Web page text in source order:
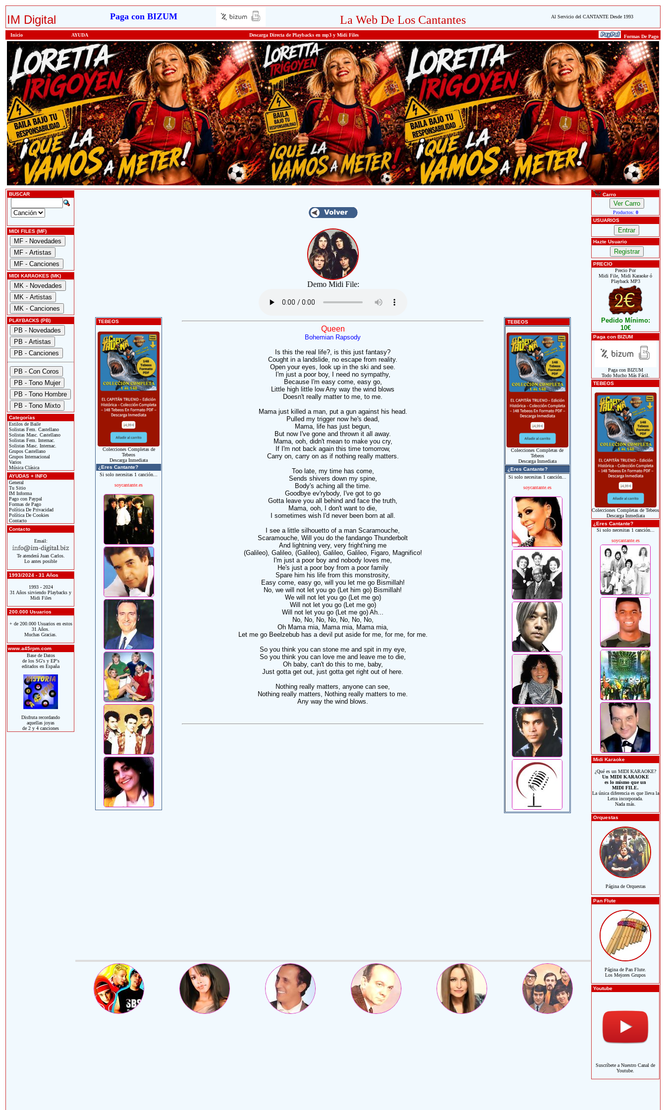
IM Digital Paga con BIZUM La Web De Los Cantantes Al Servicio del CANTANTE Desde 1993
Inicio AYUDA Descarga Directa de Playbacks en mp3 y Midi Files Formas De Pago
BUSCAR
MIDI FILES (MF)
MIDI KARAOKES (MK)
PLAYBACKS (PB)
Categorías
Estilos de Baile
Solistas Fem. Castellano
Solistas Masc. Castellano
Solistas Fem. Internac.
Solistas Masc. Internac.
Grupos Castellano
Grupos Internacional
Varios
Música Clásica
AYUDAS + INFO
General
Tu Sitio
IM Informa
Pago con Paypal
Formas de Pago
Política De Privacidad
Política De Cookies
Contacto
Contacto
Email:
Te atenderá Juan Carlos.
Lo antes posible
1993/2024 - 31 Años
1993 - 2024
31 Años sirviendo Playbacks y
Midi Files
200.000 Usuarios
+ de 200.000 Usuarios en estos
31 Años.
Muchas Gracias.
www.a45rpm.com
Base de Datos
de los SG's y EP's
editados en España
Disfruta recordando
aquellas joyas
de 2 y 4 canciones
Demo Midi File:
TEBEOS
Colecciones Completas de
Tebeos
Descarga Inmediata
¿Eres Cantante?
Si solo necesitas 1 canción...
soycantante.es
Queen
Bohemian Rapsody
Is this the real life?, is this just fantasy?
Cought in a landslide, no escape from reality.
Open your eyes, look up in the ski and see.
I'm just a poor boy, I need no sympathy,
Because I'm easy come, easy go,
Little high little low Any way the wind blows
Doesn't really matter to me, to me.
Mama just killed a man, put a gun against his head.
Pulled my trigger now he's dead,
Mama, life has just begun,
But now I've gone and thrown it all away.
Mama, ooh, didn't mean to make you cry,
If I'm not back again this time tomorrow,
Carry on, carry on as if nothing really matters.
Too late, my time has come,
Sends shivers down my spine,
Body's aching all the time.
Goodbye ev'rybody, I've got to go
Gotta leave you all behind and face the truth,
Mama, ooh, I don't want to die,
I sometimes wish I'd never been born at all.
I see a little silhouetto of a man Scaramouche,
Scaramouche, Will you do the fandango Thunderbolt
And lightning very, very fright'ning me
(Galileo), Galileo, (Galileo), Galileo, Galileo, Figaro, Magnifico!
I'm just a poor boy and nobody loves me,
He's just a poor boy from a poor family
Spare him his life from this monstrosity,
Easy come, easy go, will you let me go Bismillah!
No, we will not let you go (Let him go) Bismillah!
We will not let you go (Let me go)
Will not let you go (Let me go)
Will not let you go (Let me go) Ah...
No, No, No, No, No, No, No,
Oh Mama mia, Mama mia, Mama mia,
Let me go Beelzebub has a devil put aside for me, for me, for me.
So you think you can stone me and spit in my eye,
So you think you can love me and leave me to die,
Oh baby, can't do this to me, baby,
Just gotta get out, just gotta get right out of here.
Nothing really matters, anyone can see,
Nothing really matters, Nothing really matters to me.
Any way the wind blows.
TEBEOS
Colecciones Completas de
Tebeos
Descarga Inmediata
¿Eres Cantante?
Si solo necesitas 1 canción...
soycantante.es
Carro
Productos: 0
USUARIOS
Hazte Usuario
PRECIO
Precio Por
Midi File, Midi Karaoke ó
Playback MP3
Pedido Mínimo:
10€
Paga con BIZUM
Paga con BIZUM
Todo Mucho Más Fácil.
TEBEOS
Colecciones Completas de Tebeos
Descarga Inmediata
¿Eres Cantante?
Si solo necesitas 1 canción...
soycantante.es
Midi Karaoke
¿Qué es un MIDI KARAOKE?
Un MIDI KARAOKE
es lo mismo que un
MIDI FILE.
La única diferencia es que lleva la
Letra incorporada.
Nada más.
Orquestas
Página de Orquestas
Pan Flute
Página de Pan Flute.
Los Mejores Grupos
Youtube
Suscríbete a Nuestro Canal de
Youtube.